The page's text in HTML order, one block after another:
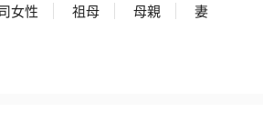
女性 祖母 母親
妻